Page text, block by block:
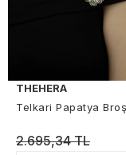
THEHERA
Telkari Papatya Broş
2.695,34 TL